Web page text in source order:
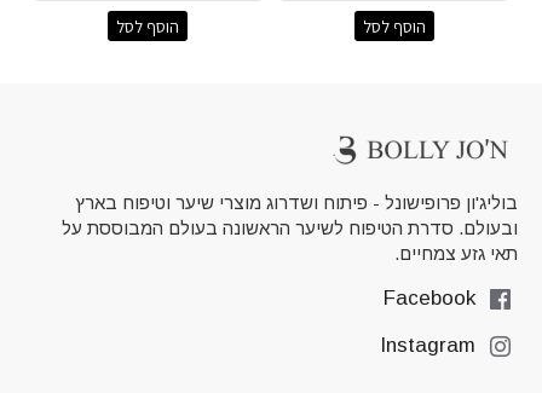
הוסף לסל הוסף לסל
בוליג'ון פרופישונל - פיתוח ושדרוג מוצרי שיער וטיפוח בארץ
ובעולם. סדרת הטיפוח לשיער הראשונה בעולם המבוססת על
תאי גזע צמחיים.
Facebook
Instagram